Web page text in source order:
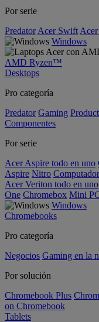
Por serie
Predator Acer Swift
Windows
AMD Ryzen™
Desktops
Pro categoría
Predator Gaming
Componentes
Por serie
Acer Aspire todo en uno
Aspire Nitro
Acer Veriton todo en uno
One Chromebox Mini
Windows
Chromebooks
Pro categoría
Negocios Gaming en la
Por solución
Chromebook Plus
on Chromebook
Tablets